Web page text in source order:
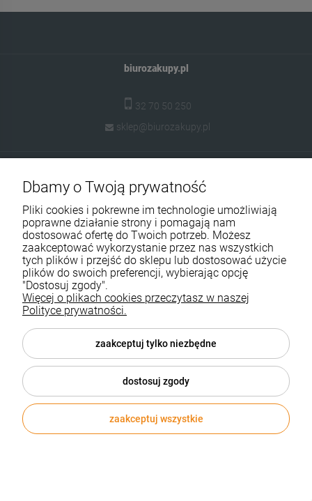
biurozakupy.pl
32 70 50 250
sklep@biurozakupy.pl
Obsługa zamówień
Bezpieczeństwo
Moje konto
Pomoc
Informacje i ceny opublikowane na stronie nie stanowią oferty w
rozumieniu przepisów kodeksu cywilnego.
KONTAKT:| Telefon: (32) 70 50 250 | e-mail:
sklep@biurozakupy.pl
Sklep internetowy Shoper.pl
Dbamy o Twoją prywatność
Pliki cookies i pokrewne im technologie umożliwiają
poprawne działanie strony i pomagają nam
dostosować ofertę do Twoich potrzeb. Możesz
zaakceptować wykorzystanie przez nas wszystkich
tych plików i przejść do sklepu lub dostosować użycie
plików do swoich preferencji, wybierając opcję
"Dostosuj zgody".
Więcej o plikach cookies przeczytasz w naszej
Polityce prywatności.
zaakceptuj tylko niezbędne
dostosuj zgody
zaakceptuj wszystkie